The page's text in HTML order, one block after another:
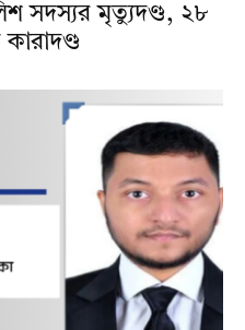
সদস্যর মৃত্যুদণ্ড, ২৮